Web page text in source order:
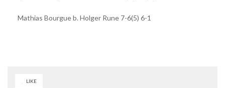
Mathias Bourgue b. Holger Rune 7-6(5) 6-1
LIKE